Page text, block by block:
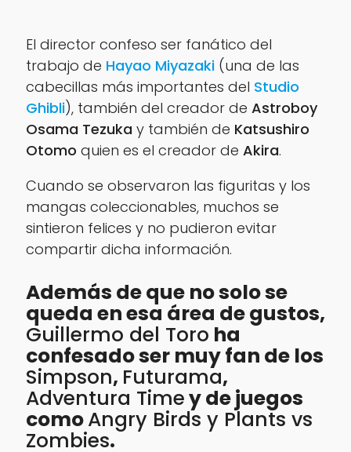
El director confeso ser fanático del
trabajo de Hayao Miyazaki(una de las
cabecillas más importantes del Studio
Ghibli), también del creador de Astroboy
Osama Tezuka y también de Katsushiro
Otomo quien es el creador de Akira.
Cuando se observaron las figuritas y los
mangas coleccionables, muchos se
sintieron felices y no pudieron evitar
compartir dicha información.
Además de que no solo se
queda en esa área de gustos,
Guillermo del Toro ha
confesado ser muy fan de los
Simpson, Futurama,
Adventura Timey de juegos
comoAngry Birds y Plants vs
Zombies.